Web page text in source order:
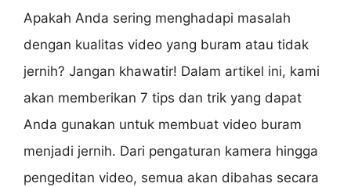
Apakah Anda sering menghadapi masalah
dengan kualitas video yang buram atau tidak
jernih? Jangan khawatir! Dalam artikel ini, kami
akan memberikan 7 tips dan trik yang dapat
Anda gunakan untuk membuat video buram
menjadi jernih. Dari pengaturan kamera hingga
pengeditan video, semua akan dibahas secara